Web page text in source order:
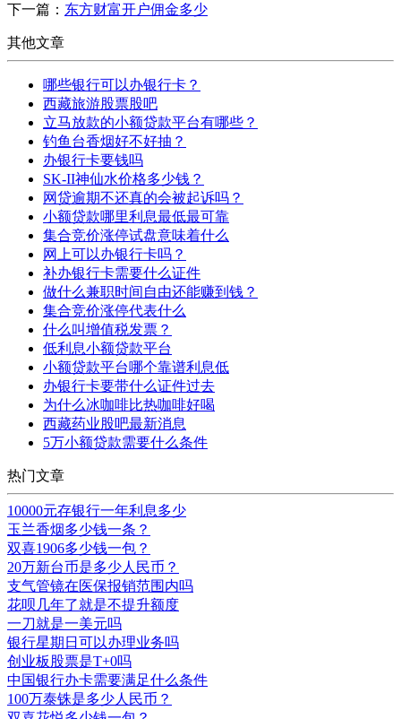
下一篇： 东方财富开户佣金多少
其他文章
哪些银行可以办银行卡？
西藏旅游股票股吧
立马放款的小额贷款平台有哪些？
钓鱼台香烟好不好抽？
办银行卡要钱吗
SK-II神仙水价格多少钱？
网贷逾期不还真的会被起诉吗？
小额贷款哪里利息最低最可靠
集合竞价涨停试盘意味着什么
网上可以办银行卡吗？
补办银行卡需要什么证件
做什么兼职时间自由还能赚到钱？
集合竞价涨停代表什么
什么叫增值税发票？
低利息小额贷款平台
小额贷款平台哪个靠谱利息低
办银行卡要带什么证件过去
为什么冰咖啡比热咖啡好喝
西藏药业股吧最新消息
5万小额贷款需要什么条件
热门文章
10000元存银行一年利息多少
玉兰香烟多少钱一条？
双喜1906多少钱一包？
20万新台币是多少人民币？
支气管镜在医保报销范围内吗
花呗几年了就是不提升额度
一刀就是一美元吗
银行星期日可以办理业务吗
创业板股票是T+0吗
中国银行办卡需要满足什么条件
100万泰铢是多少人民币？